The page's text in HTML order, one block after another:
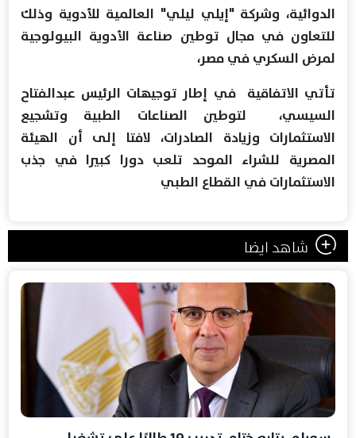
الدوائية، وشركة "إيلي ليلي" العالمية للأدوية وذلك
للتعاون في مجال توطين صناعة الأدوية البيولوجية
لمرض السكري في مصر،
تأتي الاتفاقية في إطار توجيهات الرئيس عبدالفتاح
السيسي، لتوطين الصناعات الطبية وتشجيع
الاستثمارات وزيادة الصادرات، لافتا إلى أن الهيئة
المصرية للشراء الموحد تلعب دورا كبيرا في جذب
الاستثمارات في القطاع الطبي
شاهد ايضا